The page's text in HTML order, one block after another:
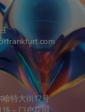
哈特大街17号
– 门户花园